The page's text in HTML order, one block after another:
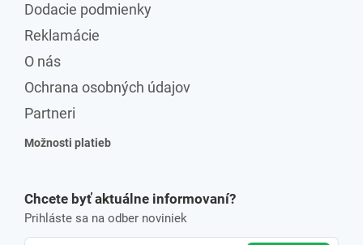
Dodacie podmienky
Reklamácie
O nás
Ochrana osobných údajov
Partneri
Možnosti platieb
Chcete byť aktuálne informovaní?
Prihláste sa na odber noviniek